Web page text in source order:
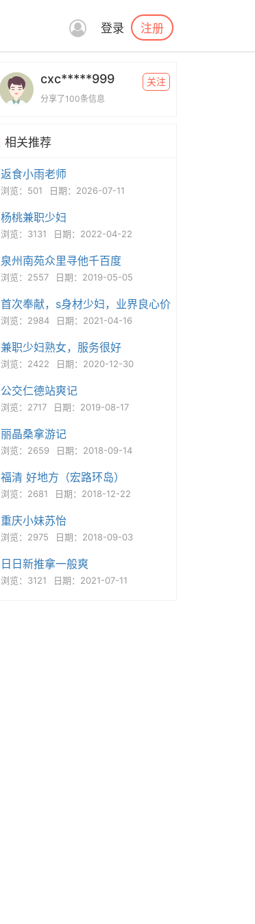
登录 注册
cxc*****999
分享了100条信息
关注
相关推荐
返食小雨老师
浏览：501 日期：2026-07-11
杨桃兼职少妇
浏览：3131 日期：2022-04-22
泉州南苑众里寻他千百度
浏览：2557 日期：2019-05-05
首次奉献，s身材少妇，业界良心价
浏览：2984 日期：2021-04-16
兼职少妇熟女，服务很好
浏览：2422 日期：2020-12-30
公交仁德站爽记
浏览：2717 日期：2019-08-17
丽晶桑拿游记
浏览：2659 日期：2018-09-14
福清 好地方（宏路环岛）
浏览：2681 日期：2018-12-22
重庆小妹苏怡
浏览：2975 日期：2018-09-03
日日新推拿一般爽
浏览：3121 日期：2021-07-11